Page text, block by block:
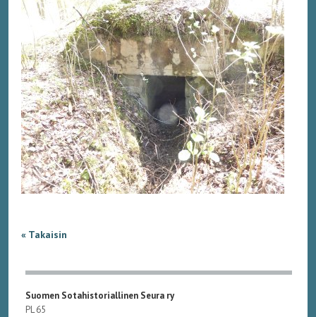
« Takaisin
Suomen Sotahistoriallinen Seura ry
PL 65